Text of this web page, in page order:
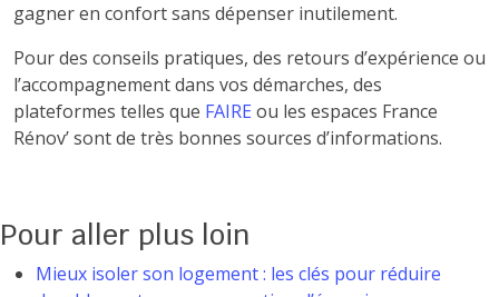
gagner en confort sans dépenser inutilement.
Pour des conseils pratiques, des retours d’expérience ou
l’accompagnement dans vos démarches, des
plateformes telles que FAIRE ou les espaces France
Rénov’ sont de très bonnes sources d’informations.
Pour aller plus loin
Mieux isoler son logement : les clés pour réduire